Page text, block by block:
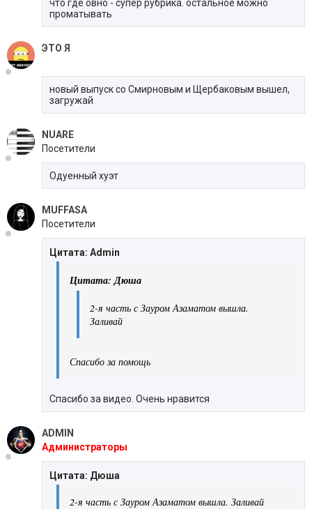
что где овно - супер рубрика. остальное можно
проматывать
ЭTО Я
новый выпуск со Смирновым и Щербаковым вышел,
загружай
NUARE
Посетители
Одуенный хуэт
MUFFASA
Посетители
Цитата: Admin
Цитата: Дюша
2-я часть с Зауром Азаматом вышла.
Заливай
Спасибо за помощь
Спасибо за видео. Очень нравится
ADMIN
Администраторы
Цитата: Дюша
2-я часть с Зауром Азаматом вышла. Заливай